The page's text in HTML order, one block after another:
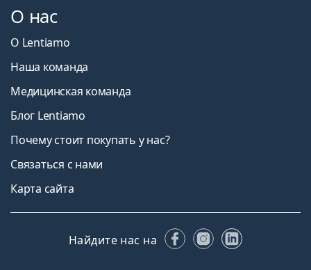
О нас
О Lentiamo
Наша команда
Медицинская команда
Блог Lentiamo
Почему стоит покупать у нас?
Связаться с нами
Карта сайта
Найдите нас на FacebookInstagram
LinkedIn